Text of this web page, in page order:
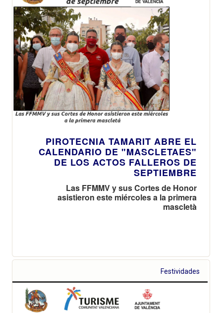
PIROTECNIA TAMARIT ABRE EL
CALENDARIO DE "MASCLETAES"
DE LOS ACTOS FALLEROS DE
SEPTIEMBRE
Las FFMMV y sus Cortes de Honor
asistieron este miércoles a la primera
mascletà
Festividades